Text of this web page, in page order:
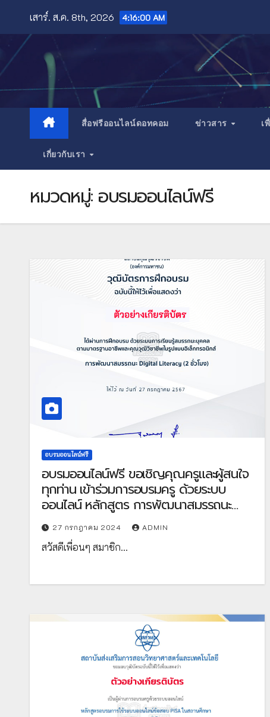
content
เสาร์. ส.ค. 8th, 2026 4:16:01 AM
สื่อฟรีออนไลน์ดอทคอม ข่าวสาร เ
เกี่ยวกับเรา
หมวดหมู่: อบรมออนไลน์ฟรี
อบรมออนไลน์ฟรี
อบรมออนไลน์ฟรี ขอเชิญคุณครูและผู้สนใจ
ทุกท่าน เข้าร่วมการอบรมครู ด้วยระบบ
ออนไลน์ หลักสูตร การพัฒนาสมรรถนะ
Digital Literacy จำนวน 2 ชั่วโมง จัดโดย
สถาบันคุณวุฒิวิชาชีพ (องค์การมหาชน)
27 กรกฎาคม 2024 ADMIN
สวัสดีเพื่อนๆ สมาชิก…